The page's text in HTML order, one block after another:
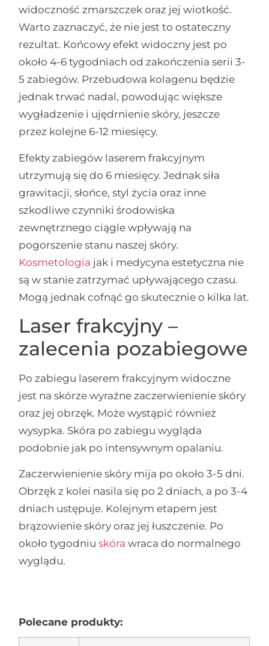
widoczność zmarszczek oraz jej wiotkość.
Warto zaznaczyć, że nie jest to ostateczny
rezultat. Końcowy efekt widoczny jest po
około 4-6 tygodniach od zakończenia serii 3-
5 zabiegów. Przebudowa kolagenu będzie
jednak trwać nadal, powodując większe
wygładzenie i ujędrnienie skóry, jeszcze
przez kolejne 6-12 miesięcy.
Efekty zabiegów laserem frakcyjnym
utrzymują się do 6 miesięcy. Jednak siła
grawitacji, słońce, styl życia oraz inne
szkodliwe czynniki środowiska
zewnętrznego ciągle wpływają na
pogorszenie stanu naszej skóry.
Kosmetologia jak i medycyna estetyczna nie
są w stanie zatrzymać upływającego czasu.
Mogą jednak cofnąć go skutecznie o kilka lat.
Laser frakcyjny –
zalecenia pozabiegowe
Po zabiegu laserem frakcyjnym widoczne
jest na skórze wyraźne zaczerwienienie skóry
oraz jej obrzęk. Może wystąpić również
wysypka. Skóra po zabiegu wygląda
podobnie jak po intensywnym opalaniu.
Zaczerwienienie skóry mija po około 3-5 dni.
Obrzęk z kolei nasila się po 2 dniach, a po 3-4
dniach ustępuje. Kolejnym etapem jest
brązowienie skóry oraz jej łuszczenie. Po
około tygodniuskóra wraca do normalnego
wyglądu.
Polecane produkty: